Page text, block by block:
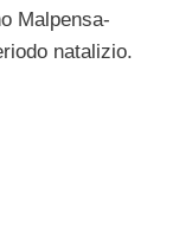
Malpensa-
natalizio.